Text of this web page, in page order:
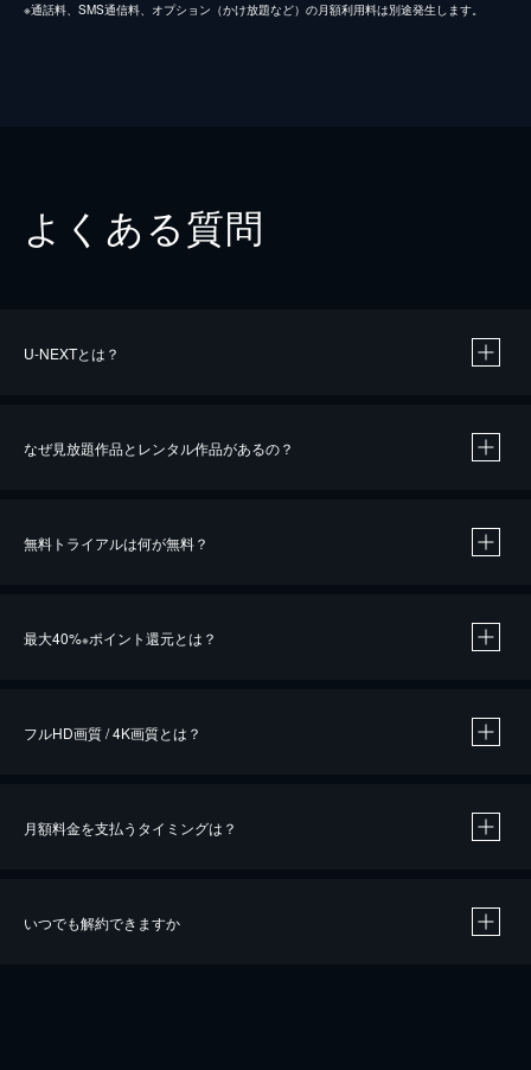
※通話料、SMS通信料、オプション（かけ放題など）の月額利用料は別途発生します。
よくある質問
U-NEXTとは？
なぜ見放題作品とレンタル作品があるの？
無料トライアルは何が無料？
最大40%※ポイント還元とは？
※40％ポイント還元の対象は、クレジットカード決済による作品の購入 / レンタルです。
フルHD画質 / 4K画質とは？
月額料金を支払うタイミングは？
いつでも解約できますか